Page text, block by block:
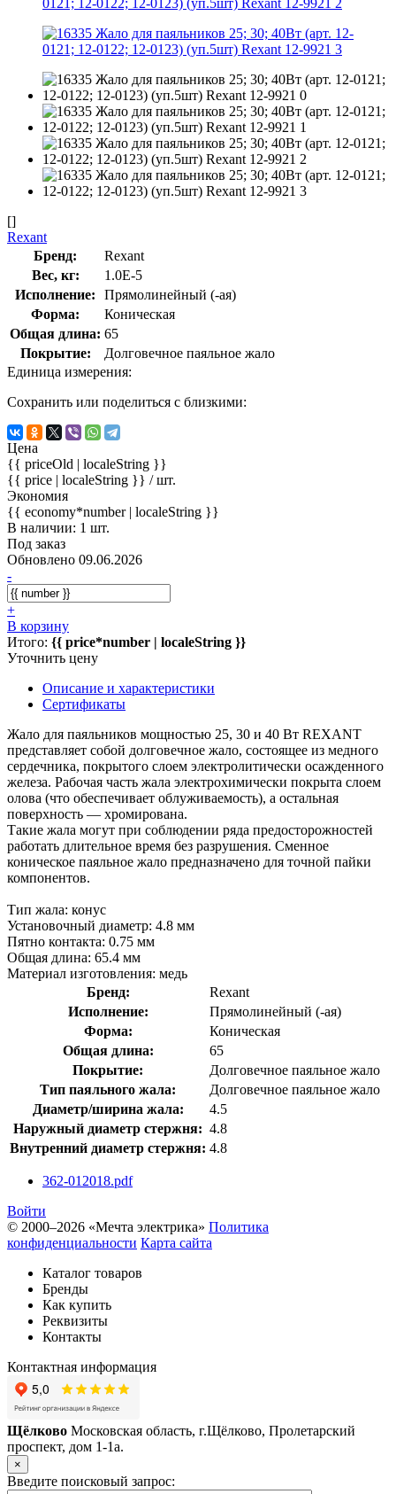
[]
Rexant
Бренд:
Rexant
Вес, кг:
1.0E-5
Исполнение:
Прямолинейный (-ая)
Форма:
Коническая
Общая длина: 65
Покрытие:
Долговечное паяльное жало
Единица измерения:
Сохранить или поделиться с близкими:
Цена
{{ priceOld | localeString }}
{{ price | localeString }} / шт.
Экономия
{{ economy*number | localeString }}
В наличии: 1 шт.
Под заказ
Обновлено 09.06.2026
-
+
В корзину
Итого: {{ price*number | localeString }}
Уточнить цену
Описание и характеристики
Сертификаты
Жало для паяльников мощностью 25, 30 и 40 Вт REXANT
представляет собой долговечное жало, состоящее из медного
сердечника, покрытого слоем электролитически осажденного
железа. Рабочая часть жала электрохимически покрыта слоем
олова (что обеспечивает облуживаемость), а остальная
поверхность — хромирована.
Такие жала могут при соблюдении ряда предосторожностей
работать длительное время без разрушения. Сменное
коническое паяльное жало предназначено для точной пайки
компонентов.
Тип жала: конус
Установочный диаметр: 4.8 мм
Пятно контакта: 0.75 мм
Общая длина: 65.4 мм
Материал изготовления: медь
Бренд:
Rexant
Исполнение:
Прямолинейный (-ая)
Форма:
Коническая
Общая длина:
65
Покрытие:
Долговечное паяльное жало
Тип паяльного жала:
Долговечное паяльное жало
Диаметр/ширина жала:
4.5
Наружный диаметр стержня: 4.8
Внутренний диаметр стержня: 4.8
362-012018.pdf
Войти
© 2000–2026 «Мечта электрика» Политика
конфиденциальности Карта сайта
Каталог товаров
Бренды
Как купить
Реквизиты
Контакты
Контактная информация
Щёлково Московская область, г.Щёлково, Пролетарский
проспект, дом 1‑1а.
×
Введите поисковый запрос: